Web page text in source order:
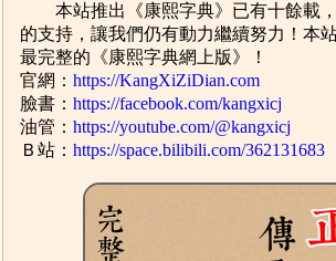
本站推出《康熙字典》已有十餘載
的支持，讓我們仍有動力繼續努力！本
最完整的《康熙字典網上版》！
官網：https://KangXiZiDian.com
臉書：https://facebook.com/kangxicj
油管：https://youtube.com/@kangxicj
Ｂ站：https://space.bilibili.com/362131683